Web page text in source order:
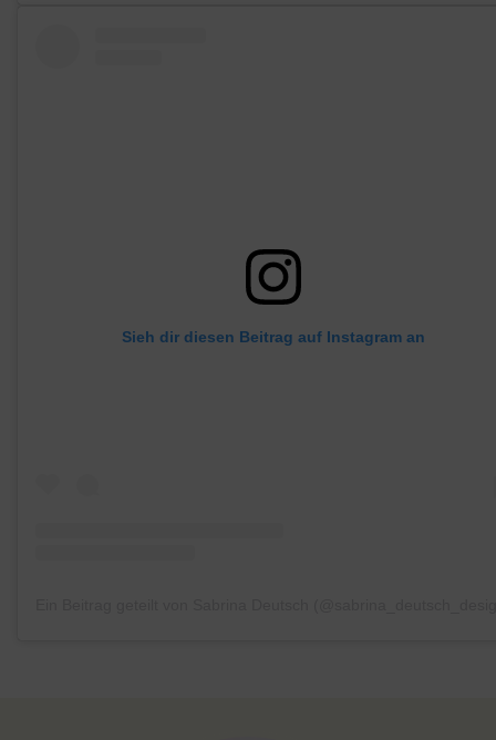
Sieh dir diesen Beitrag auf Instagram an